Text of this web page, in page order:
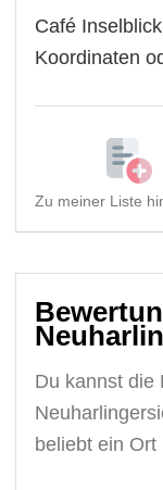
Café
Koordinaten
Zu meiner Liste
Du kannst die
beliebt ein Ort